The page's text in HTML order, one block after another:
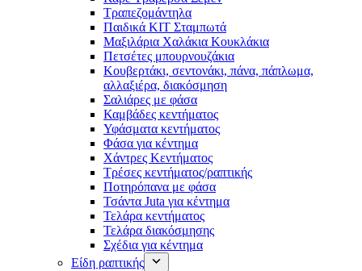
Τραπεζομάντηλα
Παιδικά KIT Σταμπωτά
Μαξιλάρια Χαλάκια Κουκλάκια
Πετσέτες μπουρνουζάκια
Κουβερτάκι, σεντονάκι, πάνα, πάπλωμα,
αλλαξιέρα, διακόσμηση
Σαλιάρες με φάσα
Καμβάδες κεντήματος
Υφάσματα κεντήματος
Φάσα για κέντημα
Χάντρες Κεντήματος
Τρέσες κεντήματος/ραπτικής
Ποτηρόπανα με φάσα
Τσάντα Juta για κέντημα
Τελάρα κεντήματος
Τελάρα διακόσμησης
Σχέδια για κέντημα
Είδη ραπτικής